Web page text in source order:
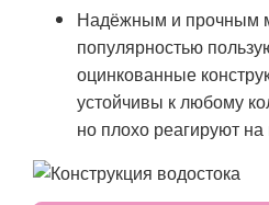
Надёжным и прочным
популярностью
оцинкованные
устойчивы к любому
но плохо реагируют